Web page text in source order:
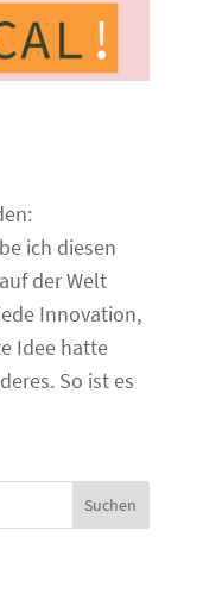
ich diesen
der Welt
Innovation,
Idee hatte
So ist es